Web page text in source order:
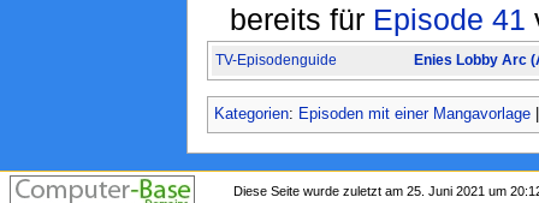
bereits für Episode 41
TV-Episodenguide Enies Lobby Arc
Kategorien: Episoden mit einer Mangavorlage
Diese Seite wurde zuletzt am 25. Juni 2021 um